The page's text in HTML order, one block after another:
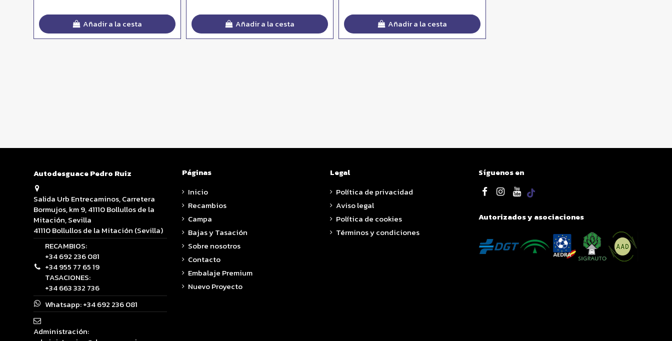
Añadir a la cesta Añadir a la cesta Añadir a la cesta
Autodesguace Pedro Ruiz
Salida Urb Entrecaminos, Carretera
Bormujos, km 9, 41110 Bollullos de la
Mitación, Sevilla
41110 Bollullos de la Mitación (Sevilla)
RECAMBIOS:
+34 692 236 081
+34 955 77 65 19
TASACIONES:
+34 663 332 736
Whatsapp:+34 692 236 081
Administración:
Páginas
Inicio
Recambios
Campa
Bajas y Tasación
Sobre nosotros
Contacto
Embalaje Premium
Nuevo Proyecto
Legal
Política de privacidad
Aviso legal
Política de cookies
Términos y condiciones
Síguenos en
Autorizados y asociaciones